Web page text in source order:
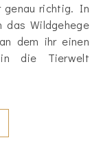
genau richtig. In
das Wildgehege
dem ihr einen
die Tierwelt